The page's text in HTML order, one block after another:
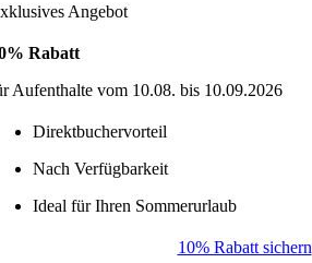
Angebot
Rabatt
Aufenthalte vom 10.08. bis 10.09.2026
Direktbuchervorteil
Nach Verfügbarkeit
Ideal für Ihren Sommerurlaub
10% Rabatt sichern